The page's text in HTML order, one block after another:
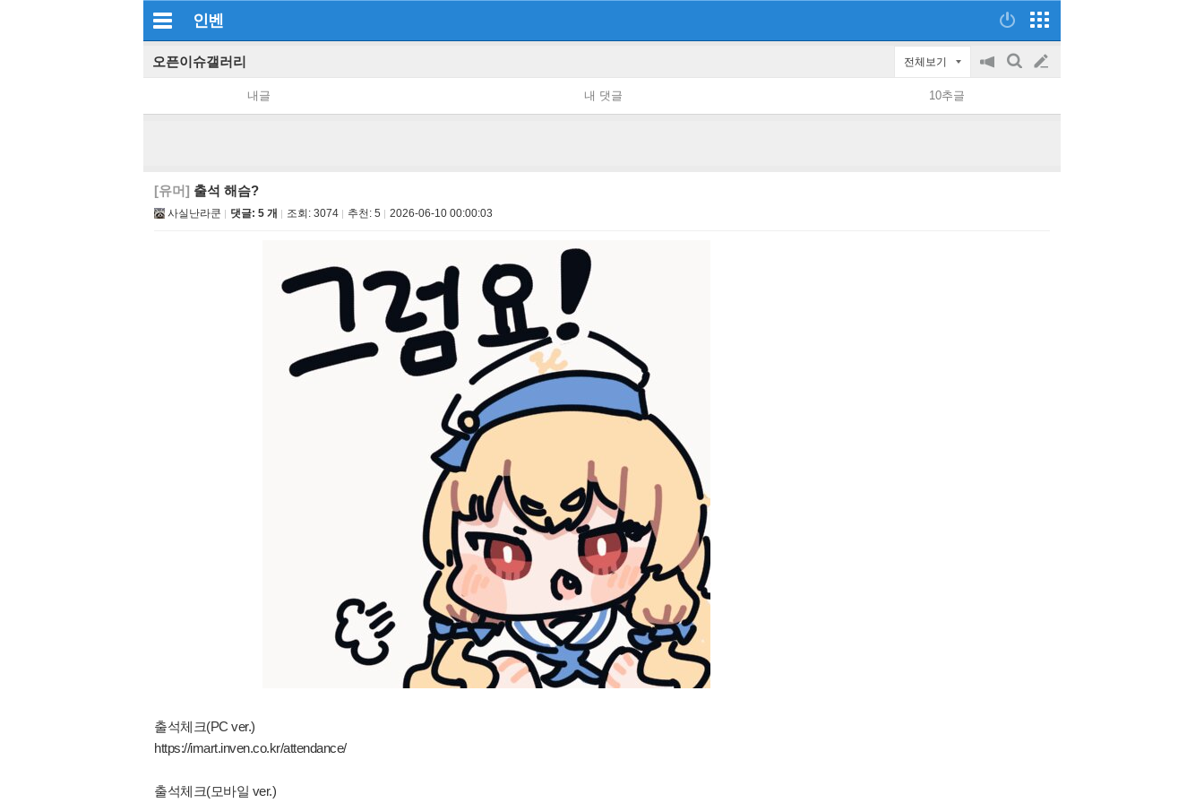
인벤
오픈이슈갤러리 전체보기
공
on/off
검
글
쓰
내글 내 댓글 10추글
[유머] 출석 해슴?
사실난라쿤 댓글: 5 개 조회: 3074 추천: 5 2026-06-10 00:00:03
출석체크(PC ver.)
https://imart.inven.co.kr/attendance/
출석체크(모바일 ver.)